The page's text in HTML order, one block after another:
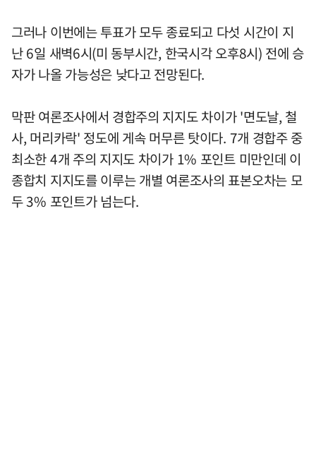
그러나 이번에는 투표가 모두 종료되고 다섯 시간이 지
난 6일 새벽6시(미 동부시간, 한국시각 오후8시) 전에 승
자가 나올 가능성은 낮다고 전망된다.
막판 여론조사에서 경합주의 지지도 차이가 '면도날, 철
사, 머리카락' 정도에 게속 머무른 탓이다. 7개 경합주 중
최소한 4개 주의 지지도 차이가 1% 포인트 미만인데 이
종합치 지지도를 이루는 개별 여론조사의 표본오차는 모
두 3% 포인트가 넘는다.